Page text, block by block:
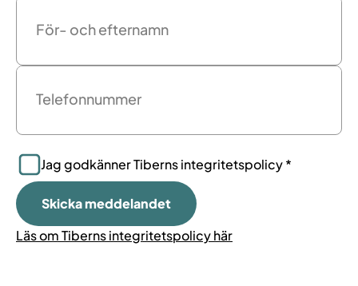
För- och efternamn
Telefonnummer
Jag godkänner Tiberns integritetspolicy *
Läs om Tiberns integritetspolicy här